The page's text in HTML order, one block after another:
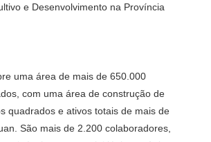
e Desenvolvimento na Província
uma área de mais de 650.000
com uma área de construção de
quadrados e ativos totais de mais de
São mais de 2.200 colaboradores,